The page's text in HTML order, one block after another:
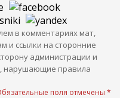
в комментариях мат,
и ссылки на сторонние
администрации и
нарушающие правила
поля отмечены *